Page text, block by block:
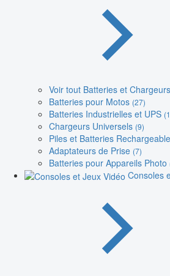
Voir tout Batteries et Chargeurs
Batteries pour Motos (27)
Batteries Industrielles et UPS
Chargeurs Universels (9)
Piles et Batteries
Adaptateurs de Prise (7)
Batteries pour Appareils Photo
Consoles